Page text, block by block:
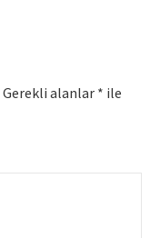
Gerekli alanlar * ile